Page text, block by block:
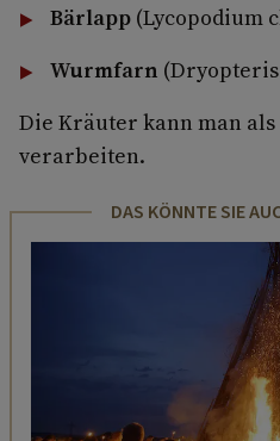
Bärlapp(Lycopodium
Wurmfarn
Die Kräuter kann man als
verarbeiten.
DAS KÖNNTE SIE